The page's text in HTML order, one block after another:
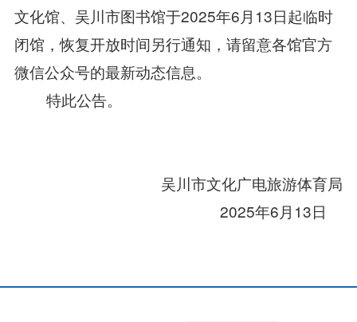
文化馆、吴川市图书馆于2025年6月13日起临时
闭馆，恢复开放时间另行通知，请留意各馆官方
微信公众号的最新动态信息。
特此公告。
吴川市文化广电旅游体育局
2025年6月13日